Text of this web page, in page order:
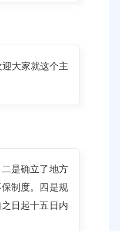
大家就这个主
是确立了地方
制度。四是规
日起十五日内